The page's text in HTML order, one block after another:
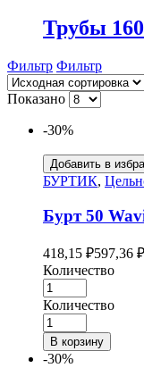
Трубы
Фильтр Фильтр
Показано
-30%
Добавить в
БУРТИК,
Бурт 50
418,15 ₽597,36 ₽
Количество
Количество
В корзину
-30%